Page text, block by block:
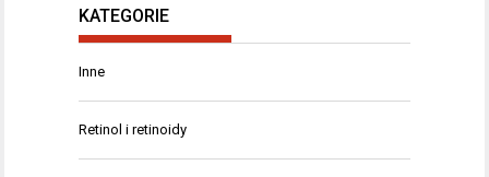
KATEGORIE
Inne
Retinol i retinoidy